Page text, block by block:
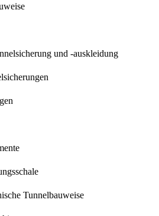
und -auskleidung
Tunnelbauweise